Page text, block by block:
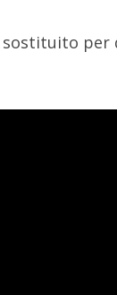
sostituito per